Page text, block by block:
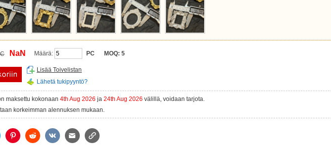
NaN Määrä: PC MOQ: 5
Lisää Toivelistan
Lähetä tukipyyntö?
maksettu kokonaan 4th Aug 2026 ja 24th Aug 2026 välillä, voidaan tarjota.
korkeimman alennuksen mukaan.